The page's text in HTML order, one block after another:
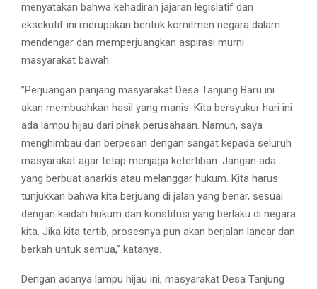
menyatakan bahwa kehadiran jajaran legislatif dan
eksekutif ini merupakan bentuk komitmen negara dalam
mendengar dan memperjuangkan aspirasi murni
masyarakat bawah.
​”Perjuangan panjang masyarakat Desa Tanjung Baru ini
akan membuahkan hasil yang manis. Kita bersyukur hari ini
ada lampu hijau dari pihak perusahaan. Namun, saya
menghimbau dan berpesan dengan sangat kepada seluruh
masyarakat agar tetap menjaga ketertiban. Jangan ada
yang berbuat anarkis atau melanggar hukum. Kita harus
tunjukkan bahwa kita berjuang di jalan yang benar, sesuai
dengan kaidah hukum dan konstitusi yang berlaku di negara
kita. Jika kita tertib, prosesnya pun akan berjalan lancar dan
berkah untuk semua,” katanya.
​Dengan adanya lampu hijau ini, masyarakat Desa Tanjung